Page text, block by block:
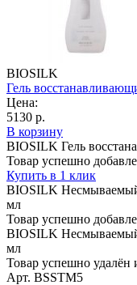
BIOSILK
Гель
Цена:
5130 р.
В корзину
BIOSILK Гель
Товар успешно
Купить в 1 клик
BIOSILK
мл
Товар успешно
BIOSILK
мл
Товар успешно удалён
Арт. BSSTM5